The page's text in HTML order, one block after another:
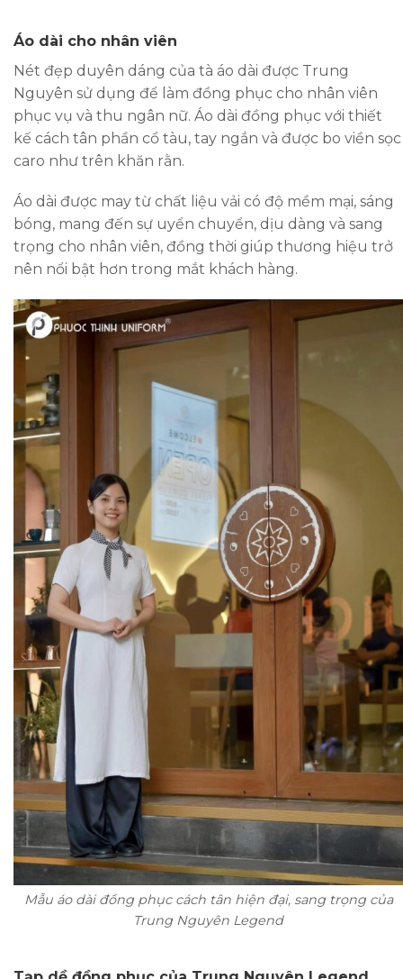
Áo dài cho nhân viên
Nét đẹp duyên dáng của tà áo dài được Trung
Nguyên sử dụng để làm đồng phục cho nhân viên
phục vụ và thu ngân nữ. Áo dài đồng phục với thiết
kế cách tân phần cổ tàu, tay ngắn và được bo viền sọc
caro như trên khăn rằn.
Áo dài được may từ chất liệu vải có độ mềm mại, sáng
bóng, mang đến sự uyển chuyển, dịu dàng và sang
trọng cho nhân viên, đồng thời giúp thương hiệu trở
nên nổi bật hơn trong mắt khách hàng.
Mẫu áo dài đồng phục cách tân hiện đại, sang trọng của
Trung Nguyên Legend